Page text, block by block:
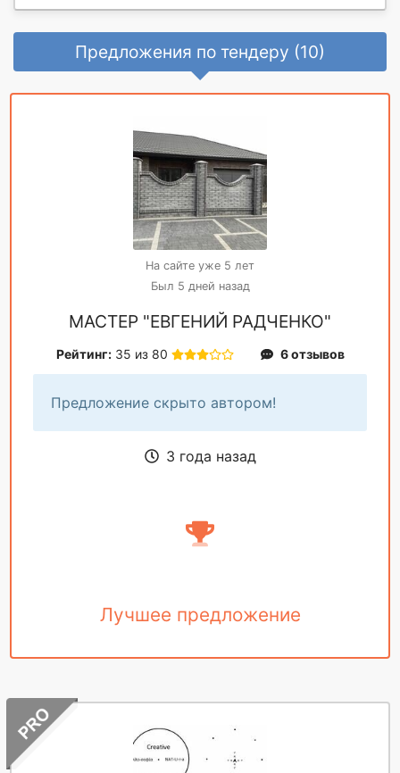
Предложения по тендеру (10)
На сайте уже 5 лет
Был 5 дней назад
МАСТЕР "ЕВГЕНИЙ РАДЧЕНКО"
Рейтинг: 35 из 80 6 отзывов
Предложение скрыто автором!
3 года назад
Лучшее предложение